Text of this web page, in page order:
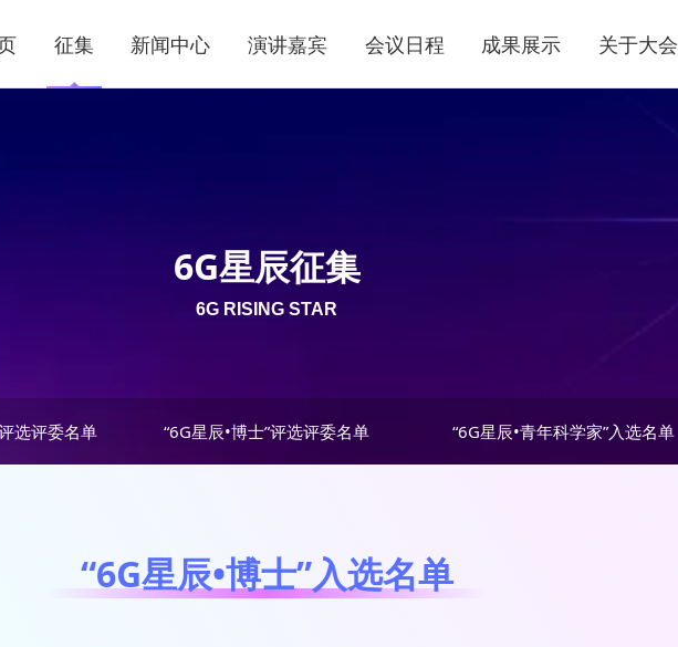
征集 新闻中心 演讲嘉宾 会议日程 成果展示 关于大会
选评委名单 “6G星辰•博士”评选评委名单 “6G星辰•青年科学家”入选名单
6G星辰征集
6G RISING STAR
“6G星辰•博士”入选名单